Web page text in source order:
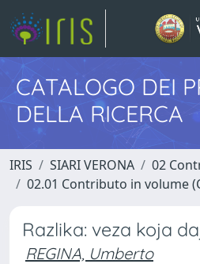
CATALOGO DEI
DELLA RICERCA
IRIS SIARI VERONA
02
02.01 Contributo in volume
Razlika: veza koja
REGINA, Umberto